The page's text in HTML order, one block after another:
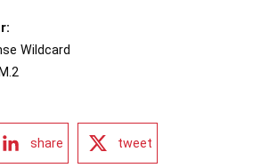
Wildcard
share tweet